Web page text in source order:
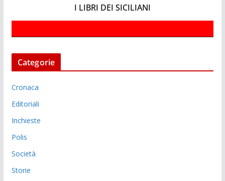
I LIBRI DEI SICILIANI
Categorie
Cronaca
Editoriali
Inchieste
Polis
Società
Storie